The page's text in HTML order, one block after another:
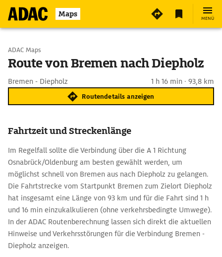
Maps MENÜ
Start wählen
ADAC Maps
Route von Bremen nach Diepholz
Bremen - Diepholz 1 h 16 min · 93,8 km
Routendetails anzeigen
Fahrtzeit und Streckenlänge
Im Regelfall sollte die Verbindung über die A 1 Richtung
Osnabrück/Oldenburg am besten gewählt werden, um
möglichst schnell von Bremen aus nach Diepholz zu gelangen.
Die Fahrtstrecke vom Startpunkt Bremen zum Zielort Diepholz
hat insgesamt eine Länge von 93 km und für die Fahrt sind 1 h
und 16 min einzukalkulieren (ohne verkehrsbedingte Umwege).
In der ADAC Routenberechnung lassen sich direkt die aktuellen
Hinweise und Verkehrsstörungen für die Verbindung Bremen -
Diepholz anzeigen.